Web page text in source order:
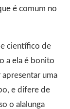
é comum no
científico de
a ela é bonito
uma
e difere de
o alalunga